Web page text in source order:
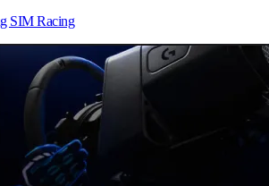
SIM Racing